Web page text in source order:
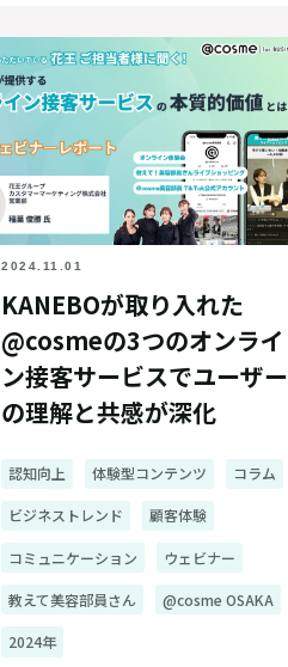
2024.11.01
KANEBOが取り入れた
@cosmeの3つのオンライ
ン接客サービスでユーザー
の理解と共感が深化
認知向上 体験型コンテンツ コラム
ビジネストレンド 顧客体験
コミュニケーション ウェビナー
教えて美容部員さん @cosme OSAKA
2024年